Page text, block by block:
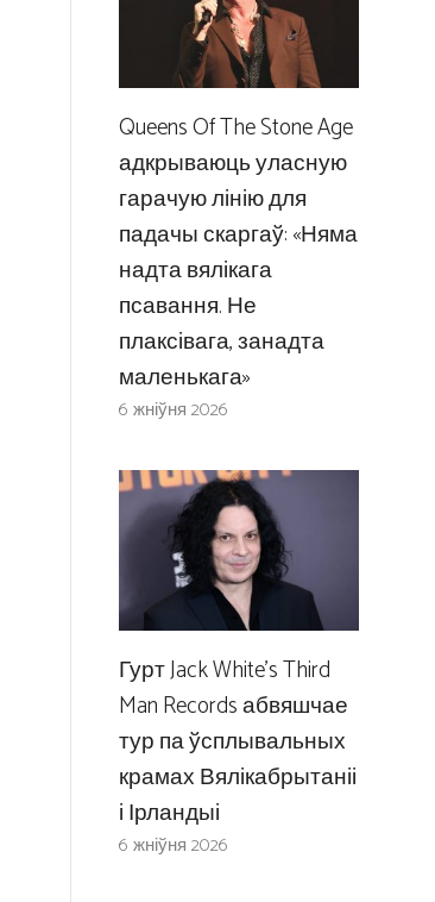
Queens Of The Stone Age
адкрываюць уласную
гарачую лінію для
падачы скаргаў: «Няма
надта вялікага
псавання. Не
плаксівага, занадта
маленькага»
6 жніўня 2026
Гурт Jack White’s Third
Man Records абвяшчае
тур па ўсплывальных
крамах Вялікабрытаніі
і Ірландыі
6 жніўня 2026